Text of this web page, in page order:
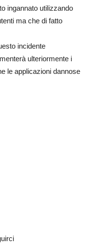
ingannato utilizzando
ma che di fatto
incidente
ulteriormente i
le applicazioni dannose